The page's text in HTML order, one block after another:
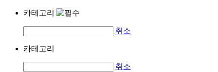
카테고리
취소
카테고리
취소